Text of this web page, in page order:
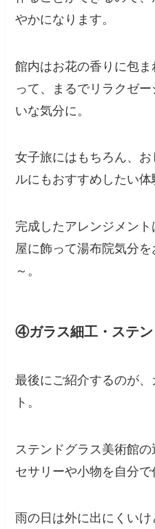
やかになります。
館内はお花の香りに包
って、まるでリラクゼ
いな気分に。
女子旅にはもちろん、
ルにもおすすめしたい体
完成したアレンジメン
屋に飾って湯布院気分
～。
④ガラス細工・ステ
最後にご紹介するのが
ト。
ステンドグラス美術館
セサリーや小物を自分で
雨の日は外に出にくい